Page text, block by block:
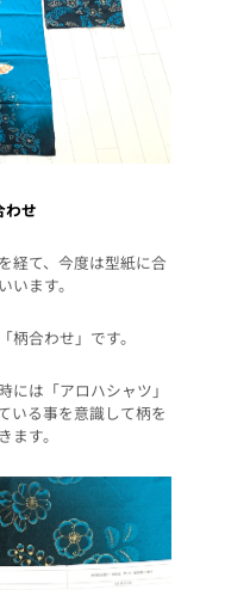
わせ
経て、今度は型紙に合
います。
柄合わせ」です。
は「アロハシャツ」
いる事を意識して柄を
ます。